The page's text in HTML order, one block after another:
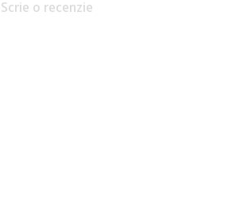
Scrie o recenzie